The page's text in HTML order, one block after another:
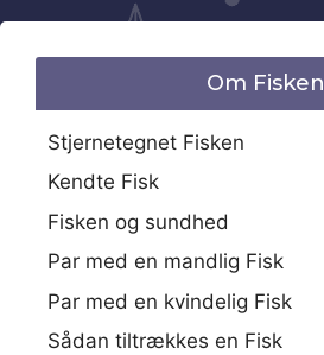
Om Fisken
Stjernetegnet Fisken
Kendte Fisk
Fisken og sundhed
Par med en mandlig Fisk
Par med en kvindelig Fisk
Sådan tiltrækkes en Fisk